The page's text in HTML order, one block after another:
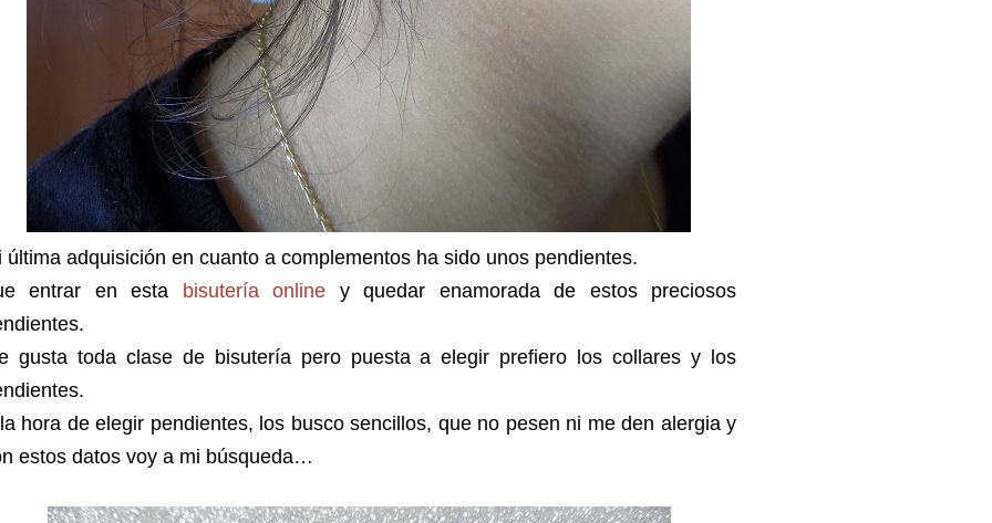
última adquisición en cuanto a complementos ha sido unos pendientes.
entrar en esta
bisutería online y quedar enamorada de estos preciosos
gusta toda clase de bisutería pero puesta a elegir prefiero los collares y los
hora de elegir pendientes, los busco sencillos, que no pesen ni me den alergia y
estos datos voy a mi búsqueda…